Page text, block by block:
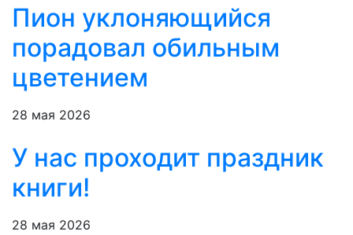
Пион уклоняющийся
порадовал обильным
цветением
28 мая 2026
У нас проходит праздник
книги!
28 мая 2026